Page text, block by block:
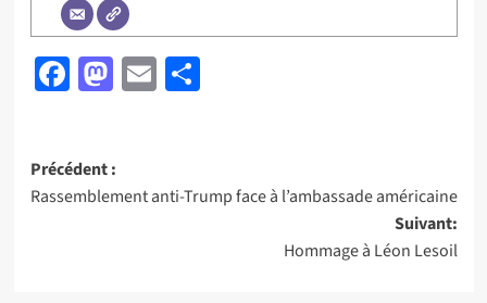
Facebook
Mastodon
EmailPartager
Navigation
d’article
Précédent :
Rassemblement anti-Trump face à l’ambassade américaine
Suivant:
Hommage à Léon Lesoil